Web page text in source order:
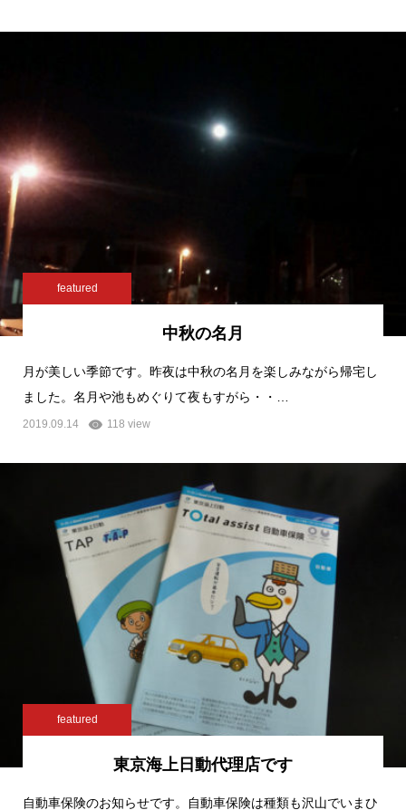
featured
中秋の名月
月が美しい季節です。昨夜は中秋の名月を楽しみながら帰宅し
ました。名月や池もめぐりて夜もすがら・・…
2019.09.14 118 view
featured
東京海上日動代理店です
自動車保険のお知らせです。自動車保険は種類も沢山でいまひ